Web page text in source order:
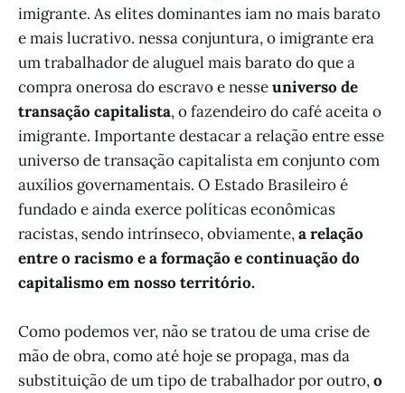
imigrante. As elites dominantes iam no mais barato
e mais lucrativo. nessa conjuntura, o imigrante era
um trabalhador de aluguel mais barato do que a
compra onerosa do escravo e nesseuniverso de
transação capitalista, o fazendeiro do café aceita o
imigrante. Importante destacar a relação entre esse
universo de transação capitalista em conjunto com
auxílios governamentais. O Estado Brasileiro é
fundado e ainda exerce políticas econômicas
racistas, sendo intrínseco, obviamente,a relação
entre o racismo e a formação e continuação do
capitalismo em nosso território.
Como podemos ver, não se tratou de uma crise de
mão de obra, como até hoje se propaga, mas da
substituição de um tipo de trabalhador por outro,o